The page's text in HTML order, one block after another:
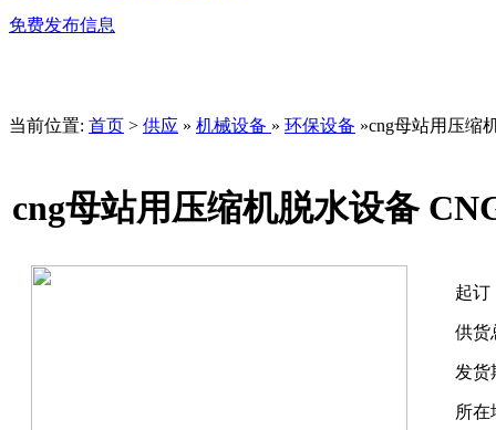
免费发布信息
当前位置: 首页 > 供应 » 机械设备 » 环保设备 »cng母站用压缩
cng母站用压缩机脱水设备
起订
供货
发货
所在